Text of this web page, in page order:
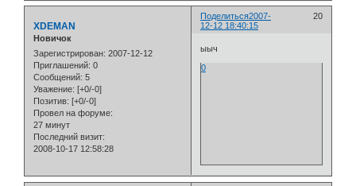
Поделиться 20
2007-
12-12 18:40:15
XDEMAN
Новичок
Зарегистрирован: 2007-12-12
Приглашений: 0
Сообщений: 5
Уважение: [+0/-0]
Позитив: [+0/-0]
Провел на форуме:
27 минут
Последний визит:
2008-10-17 12:58:28
ыыч
0